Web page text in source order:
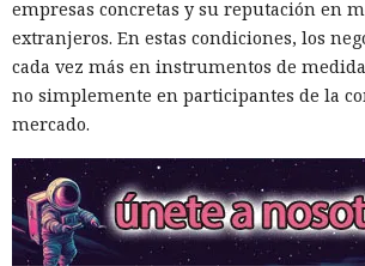
empresas concretas y su reputación en
extranjeros. En estas condiciones, los
cada vez más en instrumentos de
no simplemente en participantes de la
mercado.